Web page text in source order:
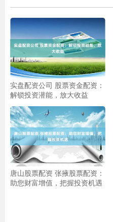
实盘配资公司 股票资金配资：
解锁投资潜能，放大收益
唐山股票配资 张掖股票配资：
助您财富增值，把握投资机遇